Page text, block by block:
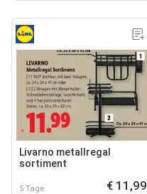
Livarno metallregal
sortiment
5 Tage € 11,99